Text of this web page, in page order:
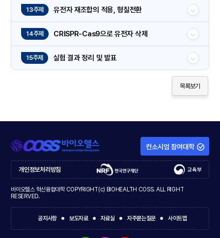
13주제 유전자 재조합의 적용, 형질전환
14주제 CRISPR-Cas9으로 유전자 삭제
15주제 실험 결과 정리 및 발표
목록보기
개인정보처리방침
바이오헬스 혁신융합대학 COPYRIGHT(c) BIOHEALTH COSS. ALL RIGHT
RESERVED.
공지사항 보도자료 자료실 자주묻는질문 사이트맵
컨소시엄 참여대학